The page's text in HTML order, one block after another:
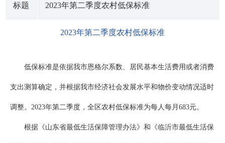
标题 2023年第二季度农村低保标准
2023年第二季度农村低保标准
低保标准是依据我市恩格尔系数、居民基本生活费用或者消费
支出测算确定，并根据我市经济社会发展水平和物价变动情况适时
调整。2023年第二季度，全区农村低保标准为每人每月683元。
根据《山东省最低生活保障管理办法》和《临沂市最低生活保